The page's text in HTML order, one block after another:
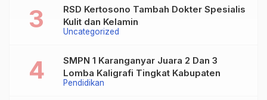
Uncategorized
RSD Kertosono Tambah Dokter Spesialis
Kulit dan Kelamin
Pendidikan
SMPN 1 Karanganyar Juara 2 Dan 3
Lomba Kaligrafi Tingkat Kabupaten